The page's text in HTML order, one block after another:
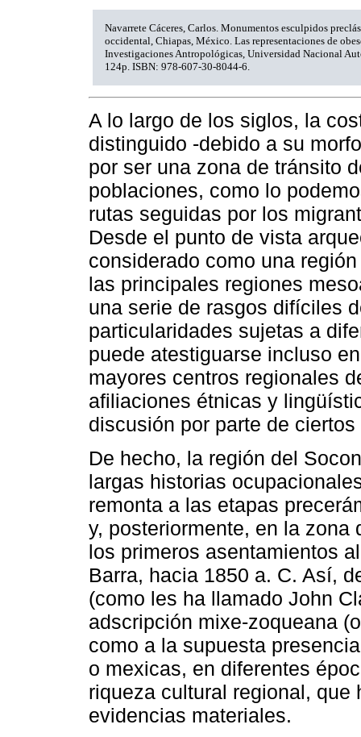
Navarrete Cáceres, Carlos. Monumentos esculpidos
occidental, Chiapas, México. Las representaciones de
Investigaciones Antropológicas, Universidad Nacional
124p. ISBN: 978-607-30-8044-6.
A lo largo de los siglos, la
distinguido -de­bi­do a su
por ser una zona de tránsito
poblaciones, como lo
rutas seguidas por los
Desde el punto de vista
considerado como una
las principales regiones
una serie de rasgos difíciles
particularidades sujetas a
puede atestiguarse incluso
mayores centros regionales
afiliaciones étnicas y
discusión por parte de
De hecho, la región del
largas historias
remonta a las etapas
y, posteriormente, en la
los primeros asentamientos
Barra, hacia 1850 a. C. Así,
(como les ha llamado John
adscripción mixe-zoqueana
como a la supuesta
o mexicas, en diferentes
riqueza cultural regional,
evidencias materiales.